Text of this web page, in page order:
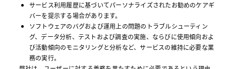
サービス利用履歴に基づいてパーソナライズされたお勧めのケアギ
バーを提示する場合があります。
ソフトウェアのバグおよび運用上の問題のトラブルシューティン
グ、データ分析、テストおよび調査の実施、ならびに使用傾向およ
び活動傾向のモニタリングと分析など、サービスの維持に必要な業
務の実行。